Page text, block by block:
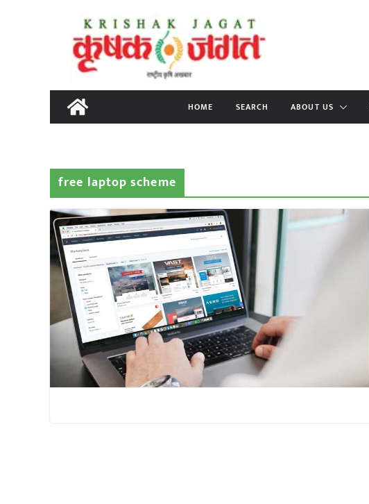
content
HOME SEARCH ABOUT US
free laptop scheme